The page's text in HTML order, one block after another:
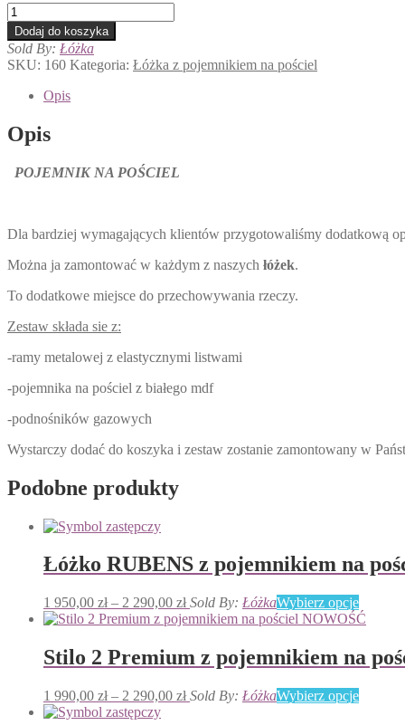
ilość
POJEMNIK
NA
POŚCIEL
Dodaj do koszyka
Sold By: Łóżka
SKU: 160 Kategoria: Łóżka z pojemnikiem na pościel
Opis
Opis
POJEMNIK NA POŚCIEL
Dla bardziej wymagających klientów przygotowaliśmy dodatkową
Można ja zamontować w każdym z naszych łóżek.
To dodatkowe miejsce do przechowywania rzeczy.
Zestaw składa sie z:
-ramy metalowej z elastycznymi listwami
-pojemnika na pościel z białego mdf
-podnośników gazowych
Wystarczy dodać do koszyka i zestaw zostanie zamontowany w
Podobne produkty
Łóżko RUBENS z pojemnikiem na
1 950,00 zł – 2 290,00 złZakres
cen:
950,00 zł
2
Sold By: ŁóżkaWybierz opcjeTen
produkt
można
Stilo 2 Premium z pojemnikiem na
1 990,00 zł – 2 290,00 złZakres
Sold By: ŁóżkaWybierz opcjeTen